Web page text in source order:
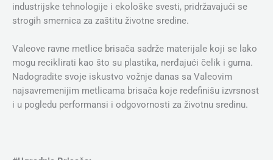
industrijske tehnologije i ekološke svesti, pridržavajući se
strogih smernica za zaštitu životne sredine.
Valeove ravne metlice brisača sadrže materijale koji se lako
mogu reciklirati kao što su plastika, nerđajući čelik i guma.
Nadogradite svoje iskustvo vožnje danas sa Valeovim
najsavremenijim metlicama brisača koje redefinišu izvrsnost
i u pogledu performansi i odgovornosti za životnu sredinu.